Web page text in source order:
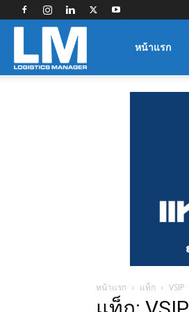
Logisticsหน้าแรก
หน้าแรก แท็ก VSIP